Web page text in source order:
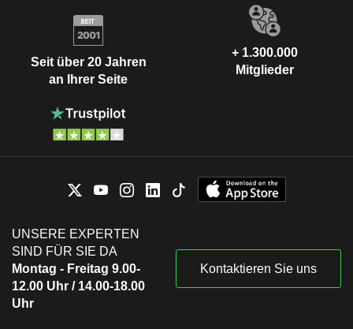
Seit über 20 Jahren
an Ihrer Seite
+ 1.300.000
Mitglieder
UNSERE EXPERTEN
SIND FÜR SIE DA
Montag - Freitag 9.00-
12.00 Uhr / 14.00-18.00
Uhr
Kontaktieren Sie uns